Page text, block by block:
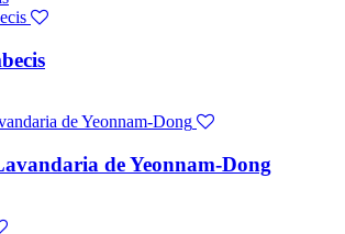
de Yeonnam-Dong